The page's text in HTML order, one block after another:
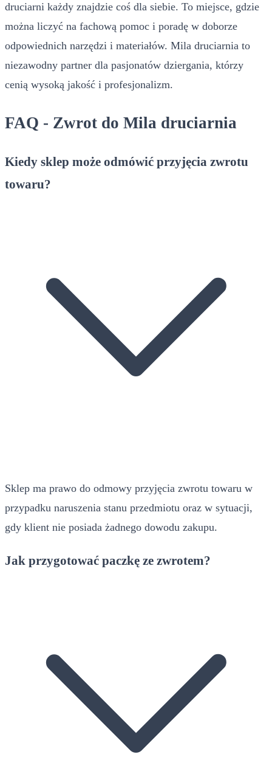
druciarni każdy znajdzie coś dla siebie. To miejsce, gdzie
można liczyć na fachową pomoc i poradę w doborze
odpowiednich narzędzi i materiałów. Mila druciarnia to
niezawodny partner dla pasjonatów dziergania, którzy
cenią wysoką jakość i profesjonalizm.
FAQ - Zwrot do Mila druciarnia
Kiedy sklep może odmówić przyjęcia zwrotu
towaru?
Sklep ma prawo do odmowy przyjęcia zwrotu towaru w
przypadku naruszenia stanu przedmiotu oraz w sytuacji,
gdy klient nie posiada żadnego dowodu zakupu.
Jak przygotować paczkę ze zwrotem?